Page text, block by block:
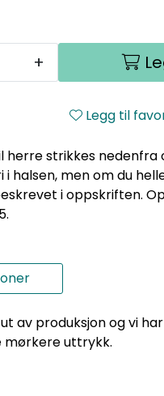
+
Legg til
herre strikkes nedenfra
i halsen, men om du
i oppskriften.
av produksjon og vi
mørkere uttrykk.